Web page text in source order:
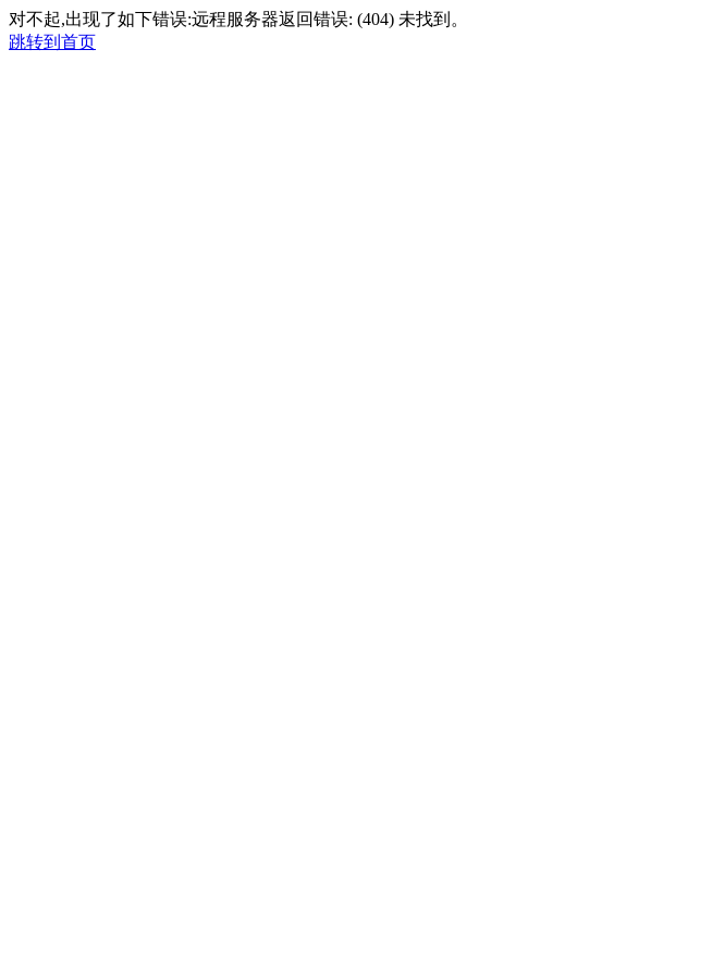
对不起,出现了如下错误:远程服务器返回错误: (404) 未找到。
跳转到首页